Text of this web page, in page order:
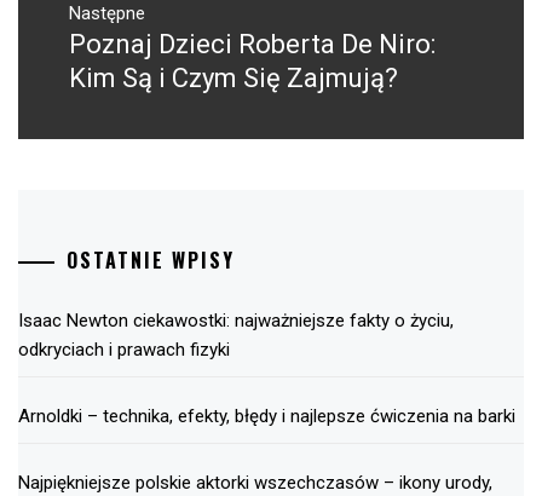
Następne
Następny
post:
Poznaj Dzieci Roberta De Niro:
Kim Są i Czym Się Zajmują?
OSTATNIE WPISY
Isaac Newton ciekawostki: najważniejsze fakty o życiu,
odkryciach i prawach fizyki
Arnoldki – technika, efekty, błędy i najlepsze ćwiczenia na barki
Najpiękniejsze polskie aktorki wszechczasów – ikony urody,